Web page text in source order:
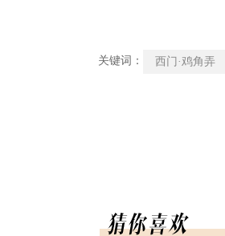
关键词： 西门·鸡角弄